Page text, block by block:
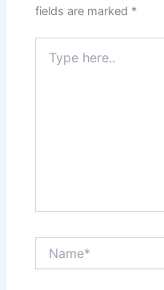
fields are marked *
here..